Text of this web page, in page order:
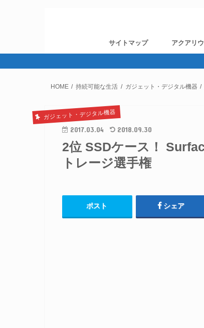
サイトマップ アクアリ
HOME 持続可能な生活 ガジェット・デジタル機器
ガジェット・デジタル機器
2017.03.04 2018.09.30
2位 SSDケース！
トレージ選手権
ポスト シェア